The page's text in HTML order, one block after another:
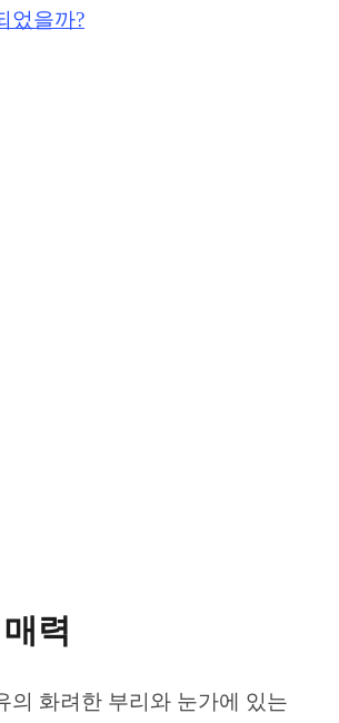
었을까?
력
의 화려한 부리와 눈가에 있는